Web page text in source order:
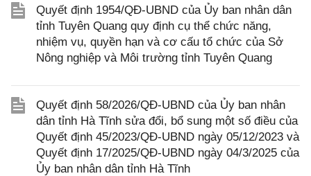
Quyết định 1954/QĐ-UBND của Ủy ban nhân dân
tỉnh Tuyên Quang quy định cụ thể chức năng,
nhiệm vụ, quyền hạn và cơ cấu tổ chức của Sở
Nông nghiệp và Môi trường tỉnh Tuyên Quang
Quyết định 58/2026/QĐ-UBND của Ủy ban nhân
dân tỉnh Hà Tĩnh sửa đổi, bổ sung một số điều của
Quyết định 45/2023/QĐ-UBND ngày 05/12/2023 và
Quyết định 17/2025/QĐ-UBND ngày 04/3/2025 của
Ủy ban nhân dân tỉnh Hà Tĩnh